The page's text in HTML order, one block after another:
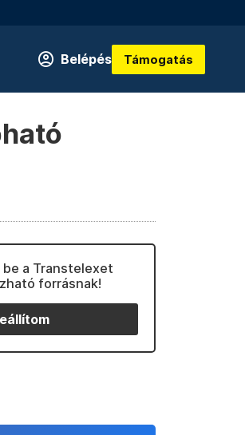
Belépés Támogatás
a Transtelexet
forrásnak!